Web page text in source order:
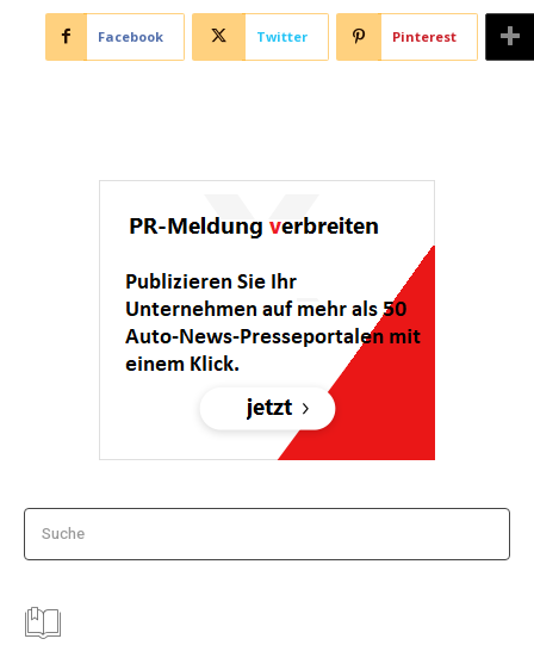
Facebook Twitter Pinterest
Suche